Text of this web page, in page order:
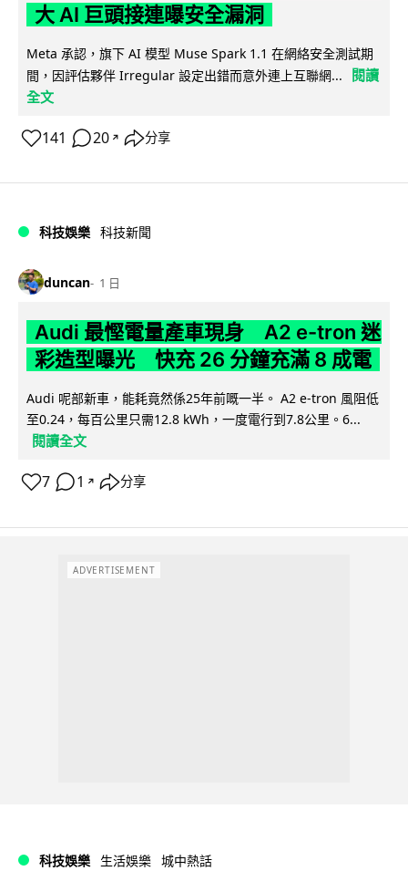
大 AI 巨頭接連曝安全漏洞
Meta 承認，旗下 AI 模型 Muse Spark 1.1 在網絡安全測試期
間，因評估夥伴 Irregular 設定出錯而意外連上互聯網...
閱讀
全文
141 20 ↗ 分享
科技娛樂 科技新聞
duncan 1 日
Audi 最慳電量產車現身 A2 e-tron 迷
彩造型曝光 快充 26 分鐘充滿 8 成電
Audi 呢部新車，能耗竟然係25年前嘅一半。 A2 e-tron 風阻低
至0.24，每百公里只需12.8 kWh，一度電行到7.8公里。6...
閱讀全文
7 1 ↗ 分享
ADVERTISEMENT
科技娛樂 生活娛樂 城中熱話